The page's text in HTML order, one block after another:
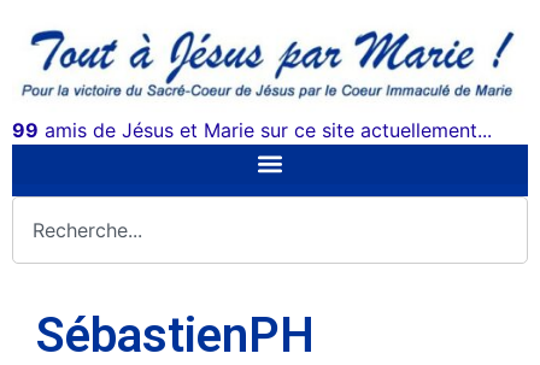
99 amis de Jésus et Marie sur ce site actuellement...
SébastienPH